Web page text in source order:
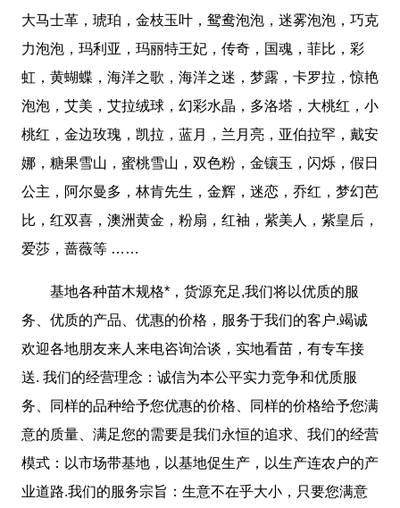
大马士革，琥珀，金枝玉叶，鸳鸯泡泡，迷雾泡泡，巧克
力泡泡，玛利亚，玛丽特王妃，传奇，国魂，菲比，彩
虹，黄蝴蝶，海洋之歌，海洋之迷，梦露，卡罗拉，惊艳
泡泡，艾美，艾拉绒球，幻彩水晶，多洛塔，大桃红，小
桃红，金边玫瑰，凯拉，蓝月，兰月亮，亚伯拉罕，戴安
娜，糖果雪山，蜜桃雪山，双色粉，金镶玉，闪烁，假日
公主，阿尔曼多，林肯先生，金辉，迷恋，乔红，梦幻芭
比，红双喜，澳洲黄金，粉扇，红袖，紫美人，紫皇后，
爱莎，蔷薇等 ……
基地各种苗木规格*，货源充足,我们将以优质的服
务、优质的产品、优惠的价格，服务于我们的客户.竭诚
欢迎各地朋友来人来电咨询洽谈，实地看苗，有专车接
送. 我们的经营理念：诚信为本公平实力竞争和优质服
务、同样的品种给予您优惠的价格、同样的价格给予您满
意的质量、满足您的需要是我们永恒的追求、我们的经营
模式：以市场带基地，以基地促生产，以生产连农户的产
业道路.我们的服务宗旨：生意不在乎大小，只要您满意